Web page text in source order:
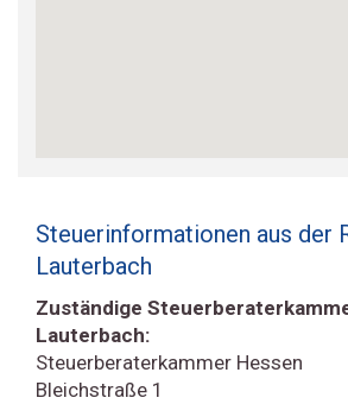
Steuerinformationen aus der
Lauterbach
Zuständige
Lauterbach:
Steuerberaterkammer Hessen
Bleichstraße 1